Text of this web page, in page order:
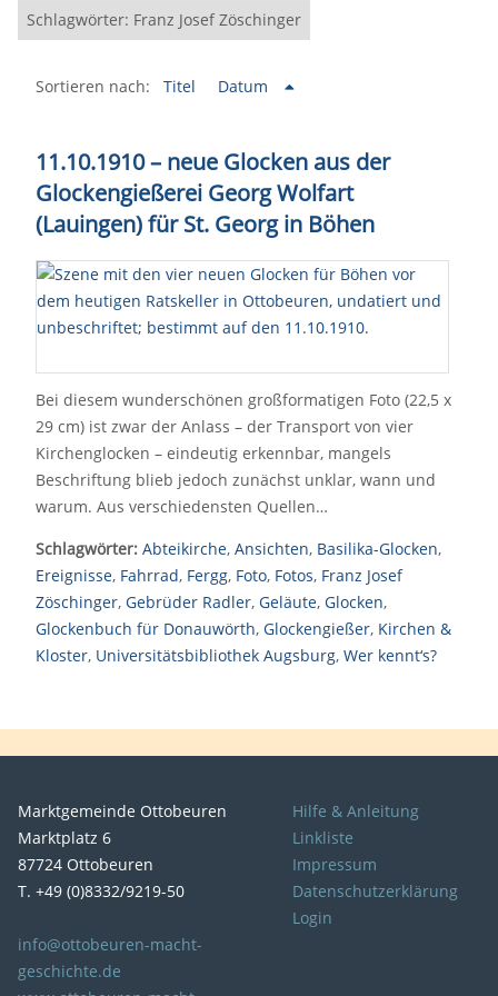
Schlagwörter: Franz Josef Zöschinger
Sortieren nach: Titel Datum
11.10.1910 – neue Glocken aus der
Glockengießerei Georg Wolfart
(Lauingen) für St. Georg in Böhen
Bei diesem wunderschönen großformatigen Foto (22,5 x
29 cm) ist zwar der Anlass – der Transport von vier
Kirchenglocken – eindeutig erkennbar, mangels
Beschriftung blieb jedoch zunächst unklar, wann und
warum. Aus verschiedensten Quellen…
Schlagwörter: Abteikirche, Ansichten, Basilika-Glocken,
Ereignisse, Fahrrad, Fergg, Foto, Fotos, Franz Josef
Zöschinger, Gebrüder Radler, Geläute, Glocken,
Glockenbuch für Donauwörth, Glockengießer, Kirchen &
Kloster, Universitätsbibliothek Augsburg, Wer kennt‘s?
Marktgemeinde Ottobeuren
Marktplatz 6
87724 Ottobeuren
T. +49 (0)8332/9219-50
info@ottobeuren-macht-
geschichte.de
Hilfe & Anleitung
Linkliste
Impressum
Datenschutzerklärung
Login